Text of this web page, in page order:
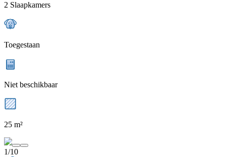
2 Slaapkamers
Toegestaan
Niet beschikbaar
25 m²
1/10